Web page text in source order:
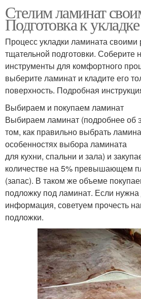
Стелим ламинат
Подготовка к
Процесс укладки ламината своими
тщательной подготовки. Соберите
инструменты для комфортного
выберите ламинат и кладите его
поверхность. Подробная
Выбираем и покупаем ламинат
Выбираем ламинат (подробнее об
том, как правильно выбрать
особенностях выбора ламината
для кухни, спальни и зала) и
количестве на 5% превышающем
(запас). В таком же объеме
подложку под ламинат. Если нужна
информация, советуем прочесть
подложки.